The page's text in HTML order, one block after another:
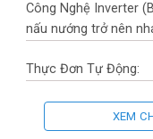
Công Nghệ Inverter
nấu nướng trở nên
Thực Đơn Tự Động:
– 6 chế độ nấu tổng
– 28 chương trình
XEM